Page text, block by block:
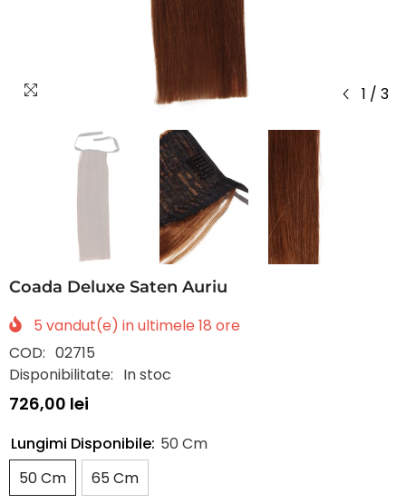
1 / 3
Coada Deluxe Saten Auriu
5 vandut(e) in ultimele 18 ore
COD: 02715
Disponibilitate: In stoc
726,00 lei
Lungimi Disponibile: 50 Cm
50 Cm
65 Cm